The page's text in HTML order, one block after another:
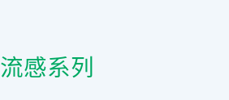
流感系列